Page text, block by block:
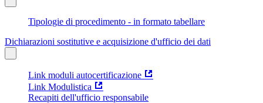
Tipologie di procedimento - in formato tabellare
Dichiarazioni sostitutive e acquisizione d'ufficio dei dati
Link moduli autocertificazione
Link Modulistica
Recapiti dell'ufficio responsabile